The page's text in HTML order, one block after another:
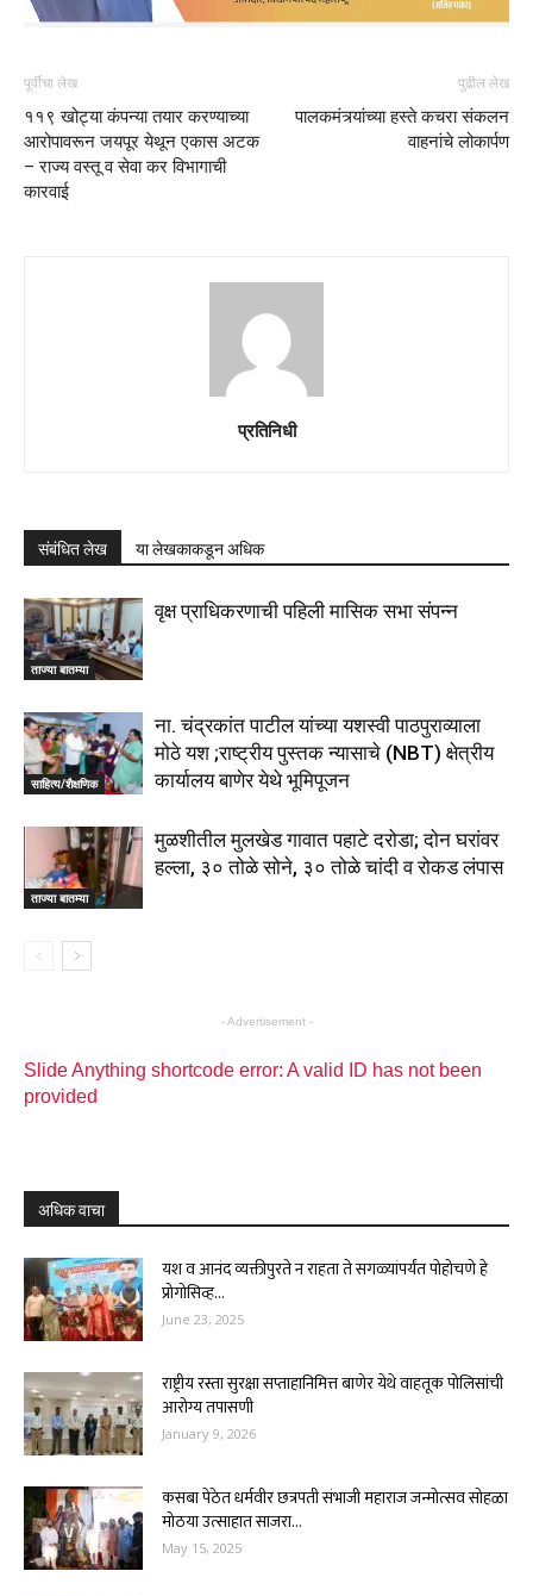
पूर्वीचा लेख
११९ खोट्या कंपन्या तयार करण्याच्या
आरोपावरून जयपूर येथून एकास अटक
– राज्य वस्तू व सेवा कर विभागाची
कारवाई
पुढील लेख
पालकमंत्र्यांच्या हस्ते कचरा संकलन
वाहनांचे लोकार्पण
प्रतिनिधी
संबंधित लेख या लेखकाकडून अधिक
ताज्या बातम्या
वृक्ष प्राधिकरणाची पहिली मासिक सभा संपन्न
साहित्य/शैक्षणिक
ना. चंद्रकांत पाटील यांच्या यशस्वी पाठपुराव्याला
मोठे यश ;राष्ट्रीय पुस्तक न्यासाचे (NBT) क्षेत्रीय
कार्यालय बाणेर येथे भूमिपूजन
ताज्या बातम्या
मुळशीतील मुलखेड गावात पहाटे दरोडा; दोन घरांवर
हल्ला, ३० तोळे सोने, ३० तोळे चांदी व रोकड लंपास
- Advertisement -
Slide Anything shortcode error: A valid ID has not been
provided
अधिक वाचा
यश व आनंद व्यक्तीपुरते न राहता ते सगळ्यांपर्यंत पोहोचणे हे
प्रोगोसिव्ह...
June 23, 2025
राष्ट्रीय रस्ता सुरक्षा सप्ताहानिमित्त बाणेर येथे वाहतूक पोलिसांची
आरोग्य तपासणी
January 9, 2026
कसबा पेठेत धर्मवीर छत्रपती संभाजी महाराज जन्मोत्सव सोहळा
मोठया उत्साहात साजरा...
May 15, 2025